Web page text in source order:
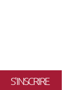
S'INSCRIRE